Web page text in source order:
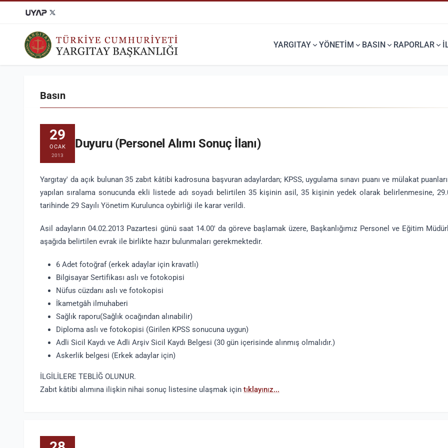
KARAR ARAMA DOSYA SORGU
YARGITAY YÖNETİM BASIN RAPORLAR
Basın
29
OCAK
2013
Duyuru (Personel Alımı Sonuç İlanı)
Yargıtay' da açık bulunan 35 zabıt kâtibi kadrosuna başvuran adaylardan; KPSS, uygulama sınavı puanı ve mülakat
yapılan sıralama sonucunda ekli listede adı soyadı belirtilen 35 kişinin asil, 35 kişinin yedek olarak belirlenmesine,
tarihinde 29 Sayılı Yönetim Kurulunca oybirliği ile karar verildi.
Asil adayların 04.02.2013 Pazartesi günü saat 14.00' da göreve başlamak üzere, Başkanlığımız Personel ve Eğitim
aşağıda belirtilen evrak ile birlikte hazır bulunmaları gerekmektedir.
6 Adet fotoğraf (erkek adaylar için kravatlı)
Bilgisayar Sertifikası aslı ve fotokopisi
Nüfus cüzdanı aslı ve fotokopisi
İkametgâh ilmuhaberi
Sağlık raporu(Sağlık ocağından alınabilir)
Diploma aslı ve fotokopisi (Girilen KPSS sonucuna uygun)
Adli Sicil Kaydı ve Adli Arşiv Sicil Kaydı Belgesi (30 gün içerisinde alınmış olmalıdır.)
Askerlik belgesi (Erkek adaylar için)
İLGİLİLERE TEBLİĞ OLUNUR.
Zabıt kâtibi alımına ilişkin nihai sonuç listesine ulaşmak için tıklayınız...